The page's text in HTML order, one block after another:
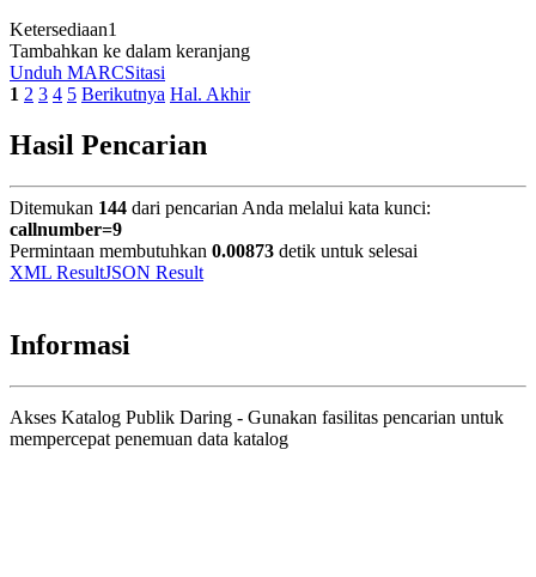
Ketersediaan1
Tambahkan ke dalam keranjang
Unduh MARCSitasi
1 2 3 4 5 Berikutnya Hal. Akhir
Hasil Pencarian
Ditemukan 144 dari pencarian Anda melalui kata kunci:
callnumber=9
Permintaan membutuhkan 0.00873 detik untuk selesai
XML ResultJSON Result
Informasi
Akses Katalog Publik Daring - Gunakan fasilitas pencarian untuk
mempercepat penemuan data katalog